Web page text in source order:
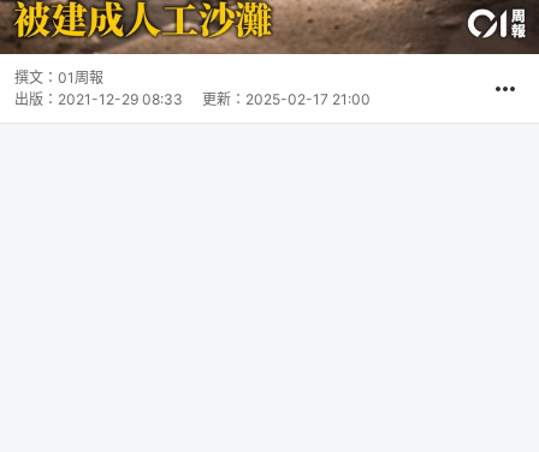
撰文： 01周報
出版： 2021-12-29 08:33 更新： 2025-02-17 21:00